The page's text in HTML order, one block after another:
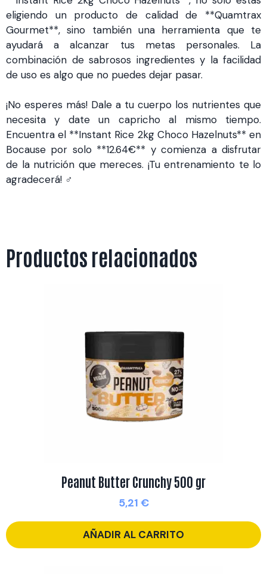
eligiendo un producto de calidad de **Quamtrax
Gourmet**, sino también una herramienta que te
ayudará a alcanzar tus metas personales. La
combinación de sabrosos ingredientes y la facilidad
de uso es algo que no puedes dejar pasar.
¡No esperes más! Dale a tu cuerpo los nutrientes que
necesita y date un capricho al mismo tiempo.
Encuentra el **Instant Rice 2kg Choco Hazelnuts** en
Bocause por solo **12.64€** y comienza a disfrutar
de la nutrición que mereces. ¡Tu entrenamiento te lo
agradecerá! ️‍♂️
Productos relacionados
Peanut Butter Crunchy 500 gr
5,21 €
AÑADIR AL CARRITO